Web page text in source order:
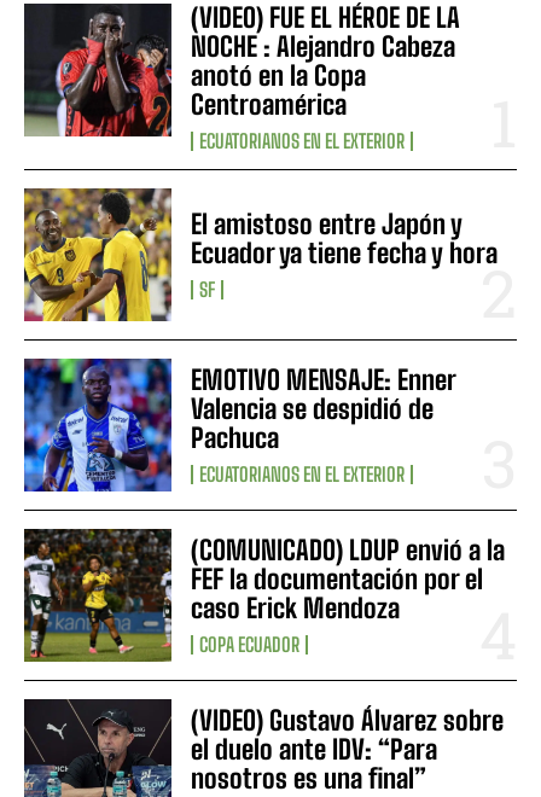
(VIDEO) FUE EL HÉROE DE LA
NOCHE : Alejandro Cabeza
anotó en la Copa
Centroamérica
ECUATORIANOS EN EL EXTERIOR
El amistoso entre Japón y
Ecuador ya tiene fecha y hora
SF
EMOTIVO MENSAJE: Enner
Valencia se despidió de
Pachuca
ECUATORIANOS EN EL EXTERIOR
(COMUNICADO) LDUP envió a la
FEF la documentación por el
caso Erick Mendoza
COPA ECUADOR
(VIDEO) Gustavo Álvarez sobre
el duelo ante IDV: “Para
nosotros es una final”